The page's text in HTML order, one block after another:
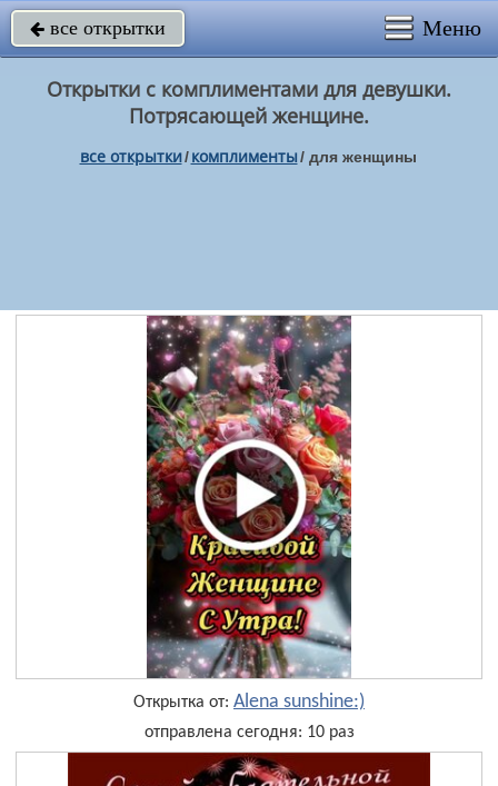
 все открытки Меню
Открытки с комплиментами для девушки.
Потрясающей женщине.
все открытки/ комплименты/ для женщины
Открытка от: Alena sunshine:)
отправлена сегодня: 10 раз